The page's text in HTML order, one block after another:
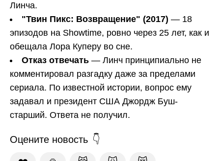
Линча.
"Твин Пикс: Возвращение" (2017) — 18
эпизодов на Showtime, ровно через 25 лет, как и
обещала Лора Куперу во сне.
Отказ отвечать — Линч принципиально не
комментировал разгадку даже за пределами
сериала. По известной истории, вопрос ему
задавал и президент США Джордж Буш-
старший. Ответа не получил.
Оцените новость